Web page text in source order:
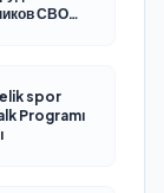
СВО
spor
Programı